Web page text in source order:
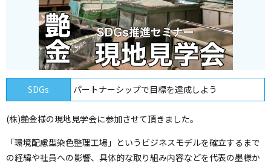
SDGs パートナーシップで目標を達成しよう
(株)艶金様の現地見学会に参加させて頂きました。
「環境配慮型染色整理工場」というビジネスモデルを確立するまで
の経緯や社員への影響、具体的な取り組み内容などを代表の墨様か